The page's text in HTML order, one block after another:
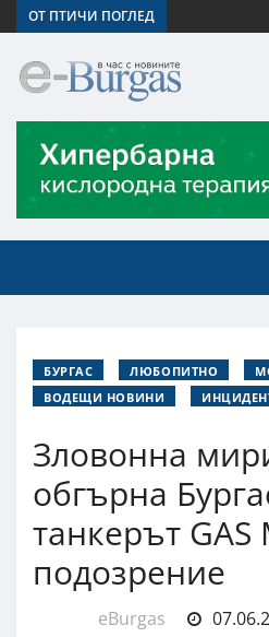
ОТ ПТИЧИ ПОГЛЕД
БУРГАС ЛЮБОПИТНО
ВОДЕЩИ НОВИНИ
Зловонна
обгърна
танкерът GAS
подозрение
eBurgas